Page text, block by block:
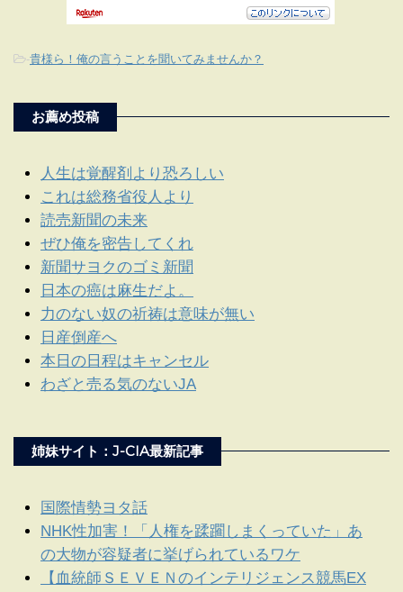
-貴様ら！俺の言うことを聞いてみませんか？
お薦め投稿
人生は覚醒剤より恐ろしい
これは総務省役人より
読売新聞の未来
ぜひ俺を密告してくれ
新聞サヨクのゴミ新聞
日本の癌は麻生だよ。
力のない奴の祈祷は意味が無い
日産倒産へ
本日の日程はキャンセル
わざと売る気のないJA
姉妹サイト：J-CIA最新記事
国際情勢ヨタ話
NHK性加害！「人権を蹂躙しまくっていた」あ
の大物が容疑者に挙げられているワケ
【血統師ＳＥＶＥＮのインテリジェンス競馬EX